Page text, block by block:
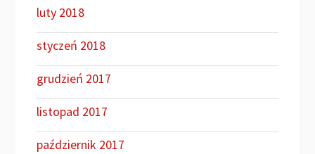
luty 2018
styczeń 2018
grudzień 2017
listopad 2017
październik 2017